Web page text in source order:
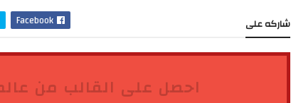
شاركه على Facebook
احصل على القالب من